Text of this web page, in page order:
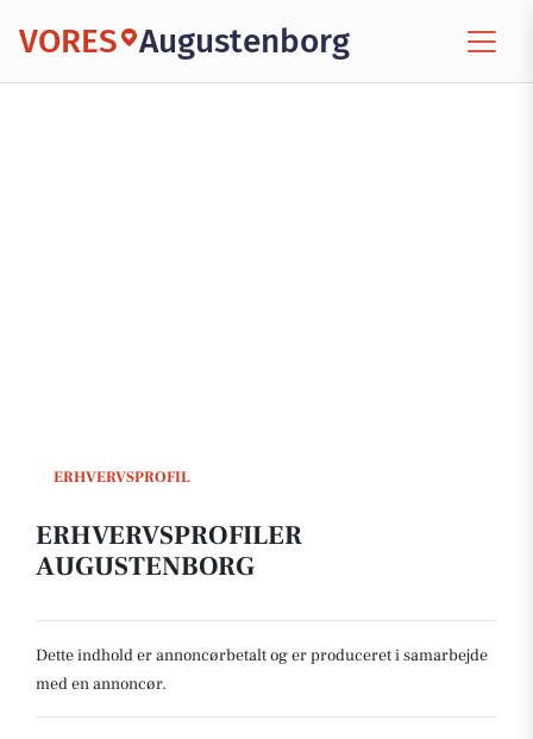
VORES Augustenborg
ERHVERVSPROFIL
ERHVERVSPROFILER
AUGUSTENBORG
Dette indhold er annoncørbetalt og er produceret i samarbejde
med en annoncør.